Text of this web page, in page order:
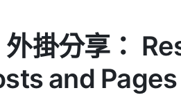
掛分享：
and